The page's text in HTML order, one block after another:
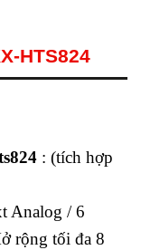
HTS824
: (tích hợp
Analog / 6
rộng tối đa 8